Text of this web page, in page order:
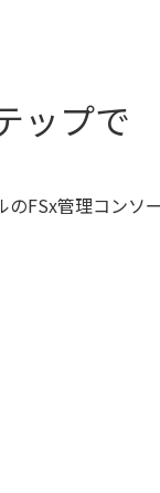
ップで
FSx管理コンソ